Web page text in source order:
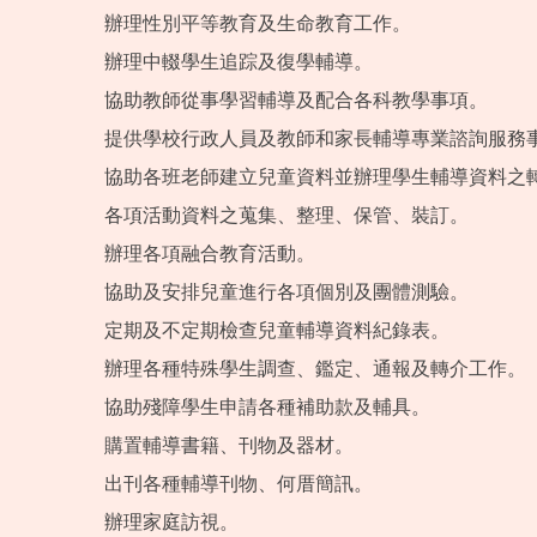
辦理性別平等教育及生命教育工作。
辦理中輟學生追踪及復學輔導。
協助教師從事學習輔導及配合各科教學事項。
提供學校行政人員及教師和家長輔導專業諮詢服務
協助各班老師建立兒童資料並辦理學生輔導資料之
各項活動資料之蒐集、整理、保管、裝訂。
辦理各項融合教育活動。
協助及安排兒童進行各項個別及團體測驗。
定期及不定期檢查兒童輔導資料紀錄表。
辦理各種特殊學生調查、鑑定、通報及轉介工作。
協助殘障學生申請各種補助款及輔具。
購置輔導書籍、刊物及器材。
出刊各種輔導刊物、何厝簡訊。
辦理家庭訪視。